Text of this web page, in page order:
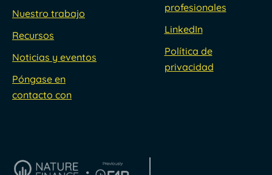
Nuestro trabajo
Recursos
Noticias y eventos
Póngase en
contacto con
profesionales
LinkedIn
Política de
privacidad